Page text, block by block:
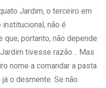
Jardim, o terceiro em
não é
portanto, não depende
tivesse razão… Mas
nome a comandar a pasta
o desmente. Se não